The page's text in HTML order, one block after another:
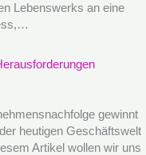
Lebenswerks an eine
gewinnt
heutigen Geschäftswelt
Artikel wollen wir uns